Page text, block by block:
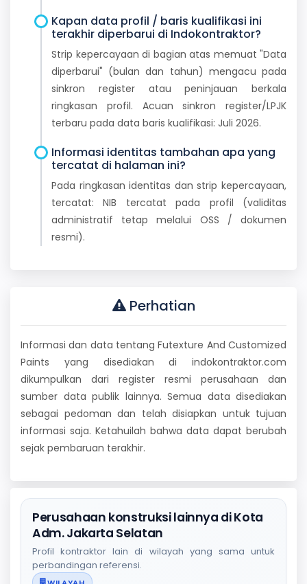
Kapan data profil / baris kualifikasi ini
terakhir diperbarui di Indokontraktor?
Strip kepercayaan di bagian atas memuat "Data
diperbarui" (bulan dan tahun) mengacu pada
sinkron register atau peninjauan berkala
ringkasan profil. Acuan sinkron register/LPJK
terbaru pada data baris kualifikasi: Juli 2026.
Informasi identitas tambahan apa yang
tercatat di halaman ini?
Pada ringkasan identitas dan strip kepercayaan,
tercatat: NIB tercatat pada profil (validitas
administratif tetap melalui OSS / dokumen
resmi).
Perhatian
Informasi dan data tentang Futexture And Customized
Paints yang disediakan di indokontraktor.com
dikumpulkan dari register resmi perusahaan dan
sumber data publik lainnya. Semua data disediakan
sebagai pedoman dan telah disiapkan untuk tujuan
informasi saja. Ketahuilah bahwa data dapat berubah
sejak pembaruan terakhir.
Perusahaan konstruksi lainnya di Kota
Adm. Jakarta Selatan
Profil kontraktor lain di wilayah yang sama untuk
perbandingan referensi.